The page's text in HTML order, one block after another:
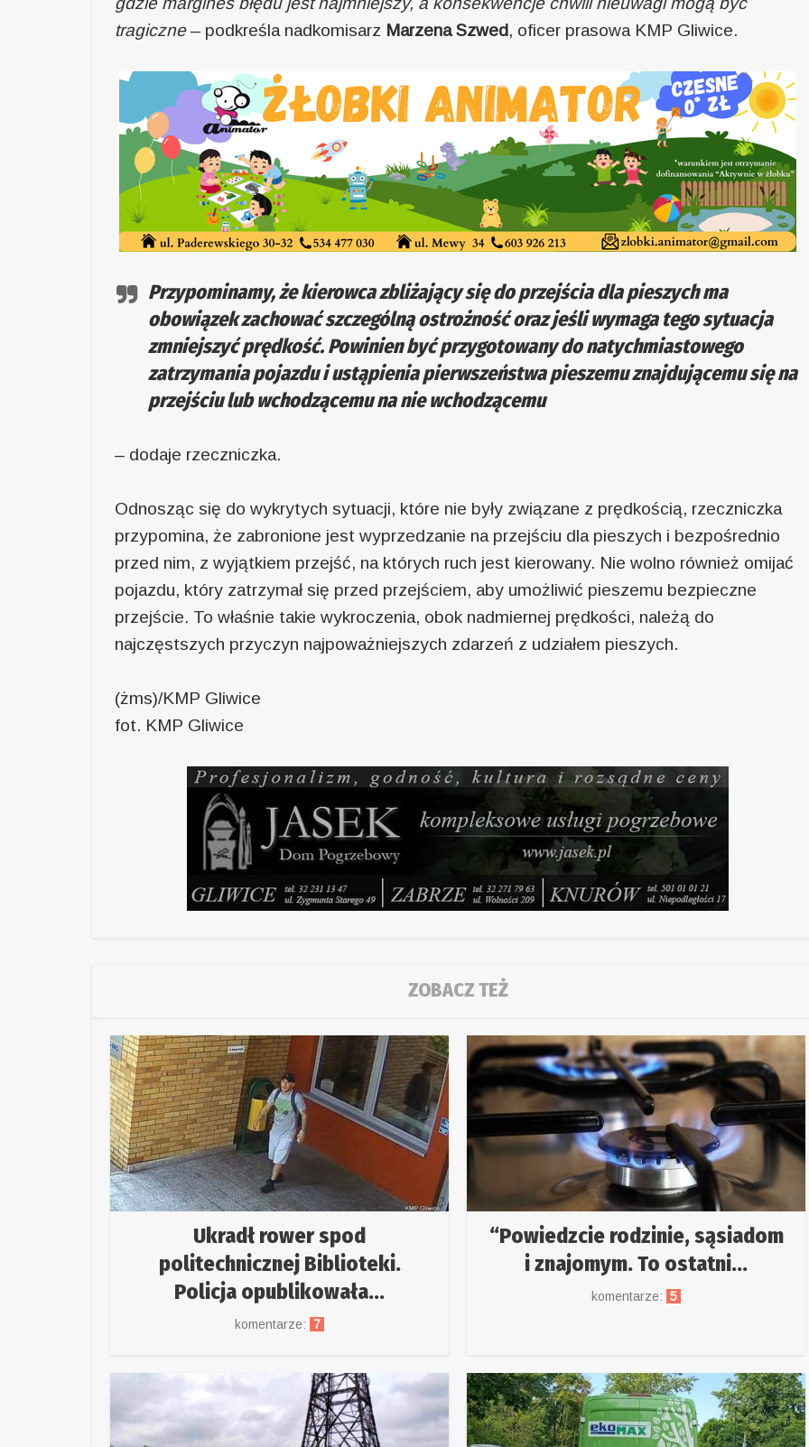
tragiczne– podkreśla nadkomisarz Marzena Szwed, oficer prasowa KMP Gliwice.
Przypominamy, że kierowca zbliżający się do przejścia dla pieszych ma
obowiązek zachować szczególną ostrożność oraz jeśli wymaga tego sytuacja
zmniejszyć prędkość. Powinien być przygotowany do natychmiastowego
zatrzymania pojazdu i ustąpienia pierwszeństwa pieszemu znajdującemu się na
przejściu lub wchodzącemu na nie wchodzącemu
– dodaje rzeczniczka.
Odnosząc się do wykrytych sytuacji, które nie były związane z prędkością, rzeczniczka
przypomina, że zabronione jest wyprzedzanie na przejściu dla pieszych i bezpośrednio
przed nim, z wyjątkiem przejść, na których ruch jest kierowany. Nie wolno również omijać
pojazdu, który zatrzymał się przed przejściem, aby umożliwić pieszemu bezpieczne
przejście. To właśnie takie wykroczenia, obok nadmiernej prędkości, należą do
najczęstszych przyczyn najpoważniejszych zdarzeń z udziałem pieszych.
(żms)/KMP Gliwice
fot. KMP Gliwice
ZOBACZ TEŻ
Ukradł rower spod
politechnicznej Biblioteki.
Policja opublikowała...
komentarze: 7
“Powiedzcie rodzinie, sąsiadom
i znajomym. To ostatni...
komentarze: 5